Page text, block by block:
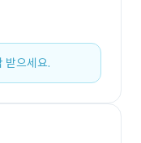
받으세요.